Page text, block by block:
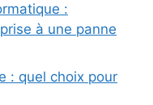
:
à une panne
: quel choix pour